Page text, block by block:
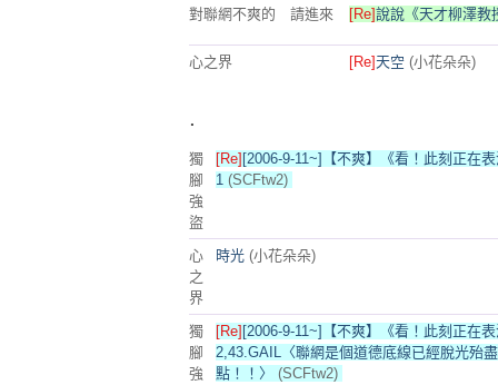
對聯網不爽的 請進來 [Re]說說《天才柳澤教
心之界 [Re]天空 (小花朵朵)
.
獨
腳
強
盜
[Re] [2006-9-11~]【不爽】《看！此刻正在
1 (SCFtw2)
心
之
界
時光 (小花朵朵)
獨
腳
強
[Re] [2006-9-11~]【不爽】《看！此刻正在
2,43.GAIL〈聯網是個道德底線已經脫光殆
點！！〉
(SCFtw2)